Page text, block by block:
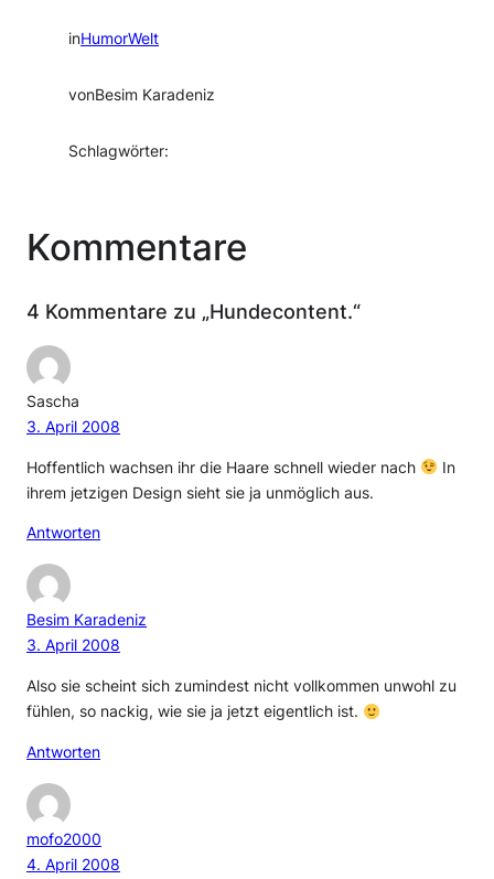
inHumorWelt
vonBesim Karadeniz
Schlagwörter:
Kommentare
4 Kommentare zu „Hundecontent.“
Sascha
3. April 2008
Hoffentlich wachsen ihr die Haare schnell wieder nach
In
ihrem jetzigen Design sieht sie ja unmöglich aus.
Antworten
Besim Karadeniz
3. April 2008
Also sie scheint sich zumindest nicht vollkommen unwohl zu
fühlen, so nackig, wie sie ja jetzt eigentlich ist.
Antworten
mofo2000
4. April 2008